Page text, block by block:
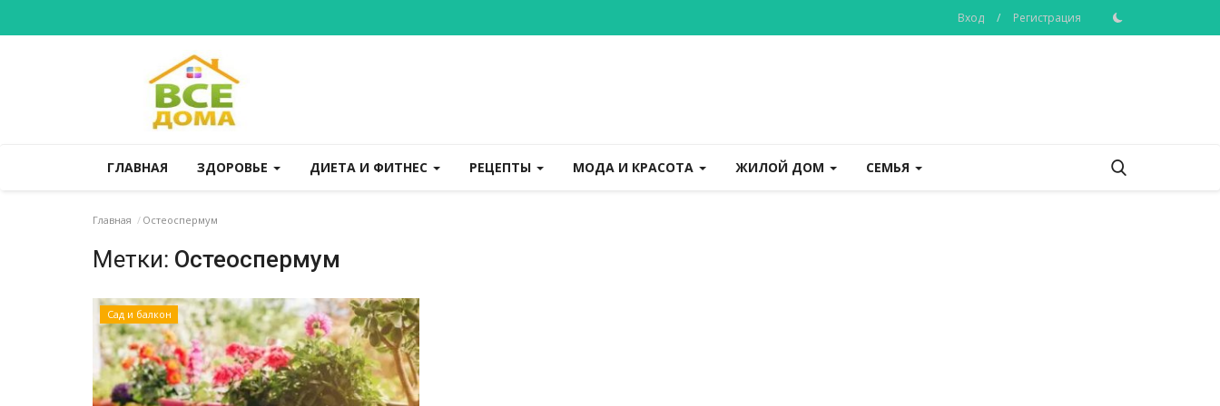
Вход / Регистрация
ГЛАВНАЯ ЗДОРОВЬЕ ДИЕТА И ФИТНЕС РЕЦЕПТЫ МОДА И КРАСОТА ЖИЛОЙ ДОМ СЕМЬЯ
Главная Остеоспермум
Метки: Остеоспермум
Сад и балкон